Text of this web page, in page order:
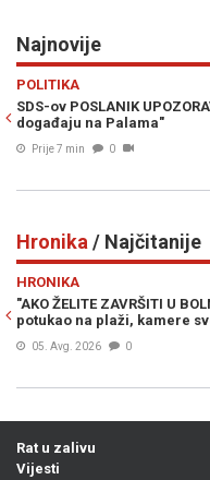
Najnovije
"Vrh MUP-a RS-
Hronika / Najčitanije
U BOLNICI, DOĐITE
sve snimile (VIDEO)
Rat u zalivu
Vijesti